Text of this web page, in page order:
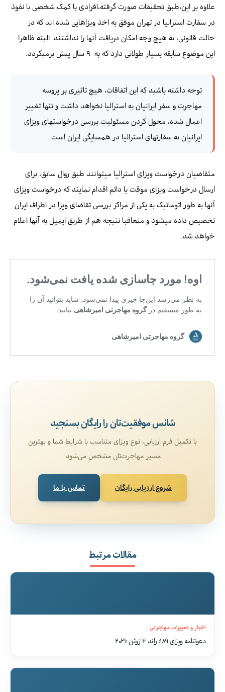
علاوه بر این،طبق تحقیقات صورت گرفته،افرادی با کمک شخصی با نفوذ
در سفارت استرالیا در تهران موفق به اخذ ویزاهایی شده اند که در
حالت قانونی، به هیچ وجه امکان دریافت آنها را نداشتند. البته ظاهرا
این موضوع سابقه بسیار طولانی دارد که به ۹ سال پیش برمیگردد.
توجه داشته باشید که این اتفاقات، هیچ تاثیری بر پروسه
مهاجرت و سفر ایرانیان به استرالیا نخواهد داشت و تنها تغییر
اعمال شده، محول کردن مسئولیت بررسی درخواستهای ویزای
ایرانیان به سفارتهای استرالیا در همسایگی ایران است.
متقاضیان درخواست ویزای استرالیا میتوانند طبق روال سابق، برای
ارسال درخواست ویزای موقت یا دائم اقدام نمایند که درخواست ویزای
آنها به طور اتوماتیک به یکی از مراکز بررسی تقاضای ویزا در اطراف ایران
تخصیص داده میشود و متعاقبا نتیجه هم از طریق ایمیل به آنها اعلام
خواهد شد.
شانس موفقیت‌تان را رایگان بسنجید
با تکمیل فرم ارزیابی، نوع ویزای متناسب با شرایط شما و بهترین
مسیر مهاجرت‌تان مشخص می‌شود.
شروع ارزیابی رایگان تماس با ما
مقالات مرتبط
اخبار و تغییرات مهاجرتی
دعوتنامه ویزای ۱۸۹: راند ۴ ژوئن ۲۰۲۶